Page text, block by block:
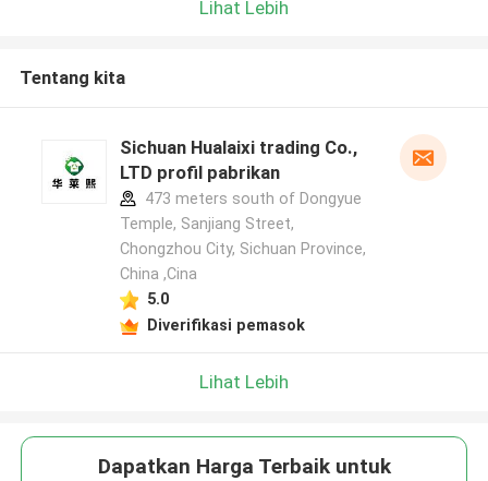
Lihat Lebih
Tentang kita
Sichuan Hualaixi trading Co.,
LTD profil pabrikan
473 meters south of Dongyue
Temple, Sanjiang Street,
Chongzhou City, Sichuan Province,
China ,Cina
5.0
Diverifikasi pemasok
Lihat Lebih
Dapatkan Harga Terbaik untuk